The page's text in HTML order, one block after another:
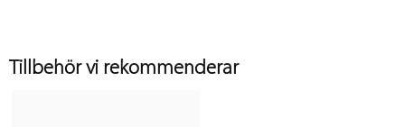
Tillbehör vi rekommenderar